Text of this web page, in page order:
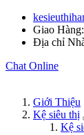
Giao
Địa chỉ
Chat Online
Giới Thiệu
Kệ siêu thị
Kệ